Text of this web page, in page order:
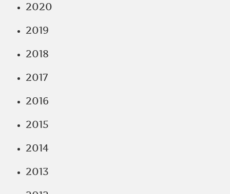
2020
2019
2018
2017
2016
2015
2014
2013